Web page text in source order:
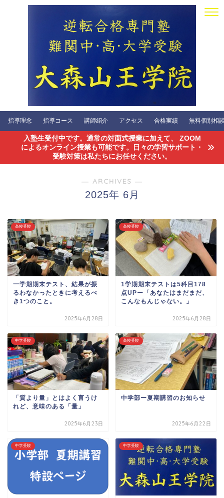
指導理念 指導コース 講師紹介 アクセス 合格実績 無料個別相
入塾生受付中です。通常の対面式授業に加えて、 ZOOM
によるオンライン授業も可能です。日々の学習サポート・
受験対策は私たちにお任せください。
― ARCHIVES ―
2025年 6月
高校受験
一学期期末テスト、結果が振
るわなかったときに考えるべ
き1つのこと。
2025年6月28日
高校受験
1学期期末テストは5科目178
点UPー「あなたはまだまだ、
こんなもんじゃない。」
2025年6月28日
中学受験
「質より量」とはよく言うけ
れど、意味のある「量」
2025年6月23日
高校受験
中学部ー夏期講習のお知らせ
2025年6月22日
中学受験 中学受験